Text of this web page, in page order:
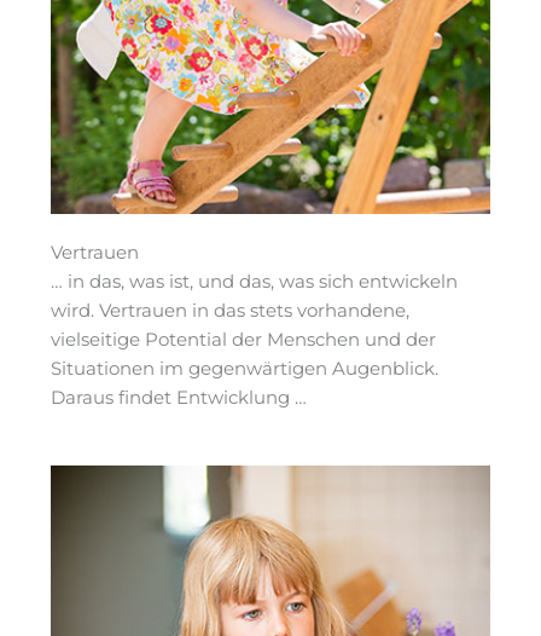
Vertrauen
… in das, was ist, und das, was sich entwickeln
wird. Vertrauen in das stets vorhandene,
vielseitige Potential der Menschen und der
Situationen im gegenwärtigen Augenblick.
Daraus findet Entwicklung …